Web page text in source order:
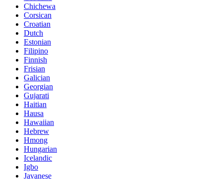
Chichewa
Corsican
Croatian
Dutch
Estonian
Filipino
Finnish
Frisian
Galician
Georgian
Gujarati
Haitian
Hausa
Hawaiian
Hebrew
Hmong
Hungarian
Icelandic
Igbo
Javanese